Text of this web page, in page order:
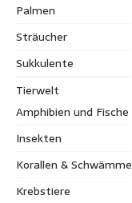
Palmen
Sträucher
Sukkulente
Tierwelt
Amphibien und Fische
Insekten
Korallen & Schwämme
Krebstiere